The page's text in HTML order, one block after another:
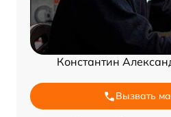
Константин
Вызвать